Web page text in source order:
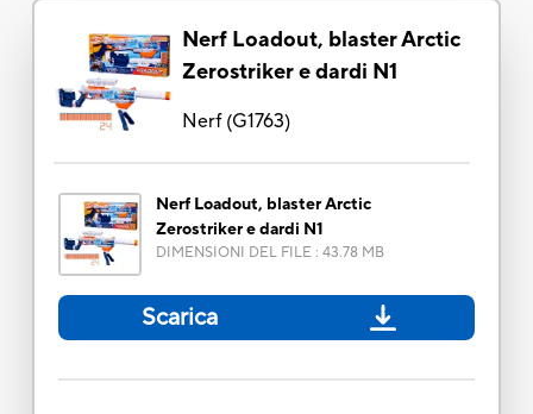
Nerf Loadout, blaster Arctic
Zerostriker e dardi N1
Nerf(G1763)
Nerf Loadout, blaster Arctic
Zerostriker e dardi N1
DIMENSIONI DEL FILE : 43.78 MB
Scarica